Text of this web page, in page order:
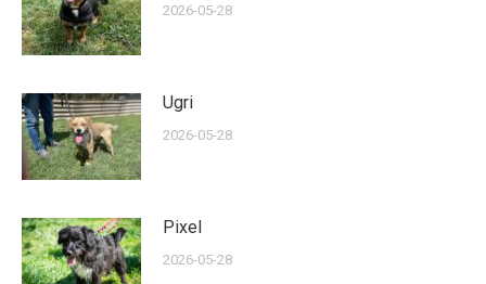
2026-05-28
Ugri
2026-05-28
Pixel
2026-05-28